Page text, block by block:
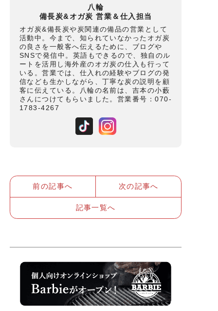
八輪
備長炭&オガ炭 営業＆仕入担当
オガ炭&備長炭や炭関連の備品の営業として
活動中。今まで、知られていなかったオガ炭
の良さを一般客へ伝えるために、ブログや
SNSで発信中。英語もできるので、独自のル
ートを活用し海外産のオガ炭の仕入も行って
いる。営業では、仕入れの経験やブログの発
信なども生かしながら、丁寧な炭の説明を顧
客に伝えている。八輪の名前は、吉本の小藪
さんにつけてもらいました。営業番号：070-
1783-4267
前の記事へ 次の記事へ
記事一覧へ